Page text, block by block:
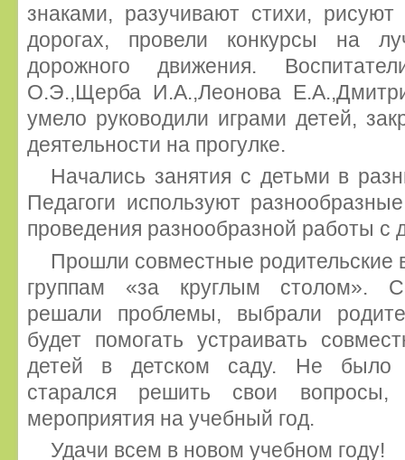
знаками, разучивают стихи,
дорогах, провели конкурсы на
дорожного движения.
О.Э.,Щерба И.А.,Леонова
умело руководили играми детей,
деятельности на прогулке.
Начались занятия с детьми в
Педагоги используют
проведения разнообразной работы с
Прошли совместные родительские
группам «за круглым столом».
решали проблемы, выбрали
будет помогать устраивать
детей в детском саду. Не было
старался решить свои вопросы,
мероприятия на учебный год.
Удачи всем в новом учебном году!